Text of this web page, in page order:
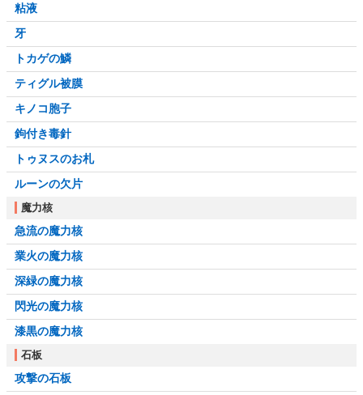
粘液
牙
トカゲの鱗
ティグル被膜
キノコ胞子
鉤付き毒針
トゥヌスのお札
ルーンの欠片
魔力核
急流の魔力核
業火の魔力核
深緑の魔力核
閃光の魔力核
漆黒の魔力核
石板
攻撃の石板